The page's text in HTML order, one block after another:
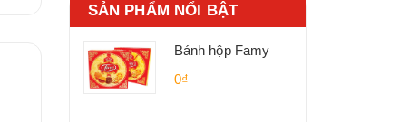
SẢN PHẨM NỔI BẬT
Bánh hộp Famy
0₫